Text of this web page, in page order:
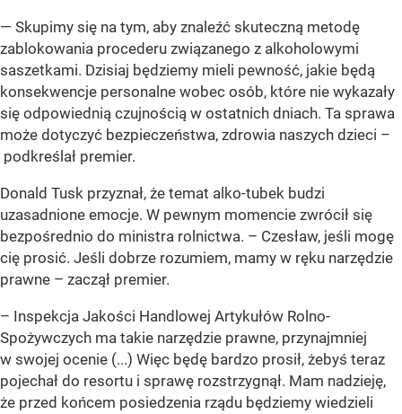
— Skupimy się na tym, aby znaleźć skuteczną metodę
zablokowania procederu związanego z alkoholowymi
saszetkami. Dzisiaj będziemy mieli pewność, jakie będą
konsekwencje personalne wobec osób, które nie wykazały
się odpowiednią czujnością w ostatnich dniach. Ta sprawa
może dotyczyć bezpieczeństwa, zdrowia naszych dzieci –
podkreślał premier.
Donald Tusk przyznał, że temat alko-tubek budzi
uzasadnione emocje. W pewnym momencie zwrócił się
bezpośrednio do ministra rolnictwa. – Czesław, jeśli mogę
cię prosić. Jeśli dobrze rozumiem, mamy w ręku narzędzie
prawne – zaczął premier.
– Inspekcja Jakości Handlowej Artykułów Rolno-
Spożywczych ma takie narzędzie prawne, przynajmniej
w swojej ocenie (...) Więc będę bardzo prosił, żebyś teraz
pojechał do resortu i sprawę rozstrzygnął. Mam nadzieję,
że przed końcem posiedzenia rządu będziemy wiedzieli